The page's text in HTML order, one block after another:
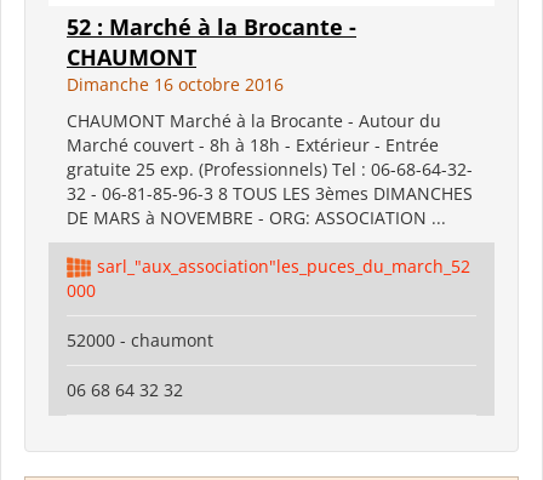
52 : Marché à la Brocante -
CHAUMONT
Dimanche 16 octobre 2016
CHAUMONT Marché à la Brocante - Autour du
Marché couvert - 8h à 18h - Extérieur - Entrée
gratuite 25 exp. (Professionnels) Tel : 06-68-64-32-
32 - 06-81-85-96-3 8 TOUS LES 3èmes DIMANCHES
DE MARS à NOVEMBRE - ORG: ASSOCIATION ...
sarl_"aux_association"les_puces_du_march_52
000
52000 - chaumont
06 68 64 32 32